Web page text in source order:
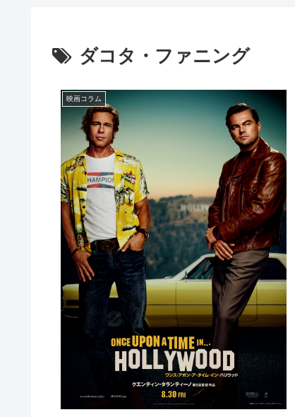
ダコタ・ファニング
映画コラム